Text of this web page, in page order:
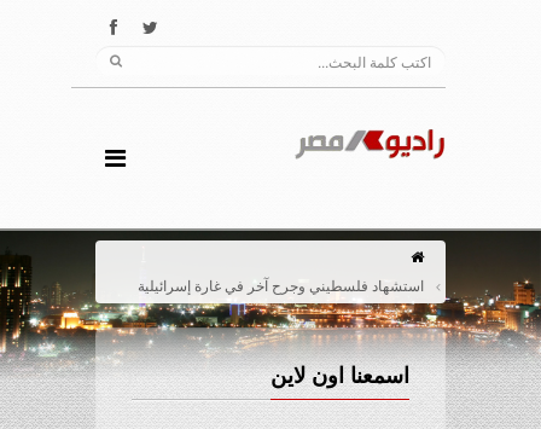
استشهاد فلسطيني وجرح آخر في غارة إسرائيلية
اسمعنا اون لاين